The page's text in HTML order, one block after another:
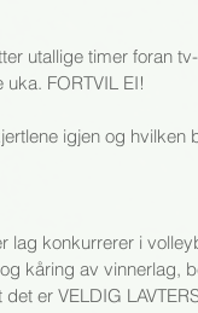
utallige timer foran
FORTVIL EI!
igjen og hvilken
lag konkurrerer i
kåring av vinnerlag,
er VELDIG